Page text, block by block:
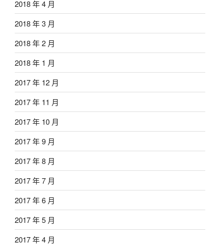
2018 年 4 月
2018 年 3 月
2018 年 2 月
2018 年 1 月
2017 年 12 月
2017 年 11 月
2017 年 10 月
2017 年 9 月
2017 年 8 月
2017 年 7 月
2017 年 6 月
2017 年 5 月
2017 年 4 月